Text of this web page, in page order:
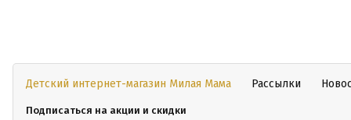
Детский интернет-магазин Милая Мама Рассылки
Подписаться на акции и скидки